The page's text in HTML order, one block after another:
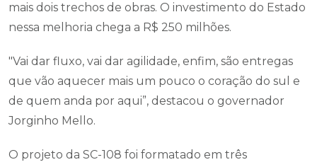
mais dois trechos de obras. O investimento do Estado
nessa melhoria chega a R$ 250 milhões.
"Vai dar fluxo, vai dar agilidade, enfim, são entregas
que vão aquecer mais um pouco o coração do sul e
de quem anda por aqui”, destacou o governador
Jorginho Mello.
O projeto da SC-108 foi formatado em três